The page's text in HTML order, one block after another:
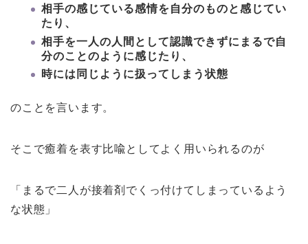
相手の感じている感情を自分のものと感じてい
たり、
相手を一人の人間として認識できずにまるで自
分のことのように感じたり、
時には同じように扱ってしまう状態
のことを言います。
そこで癒着を表す比喩としてよく用いられるのが
「まるで二人が接着剤でくっ付けてしまっているよう
な状態」